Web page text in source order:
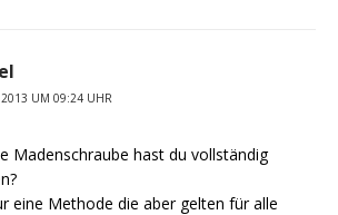
UM 09:24 UHR
Madenschraube hast du vollständig
eine Methode die aber gelten für alle